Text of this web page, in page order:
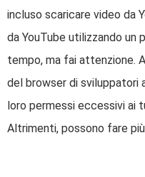
incluso scaricare video da
da YouTube utilizzando un
tempo, ma fai attenzione.
del browser di sviluppatori
loro permessi eccessivi ai
Altrimenti, possono fare